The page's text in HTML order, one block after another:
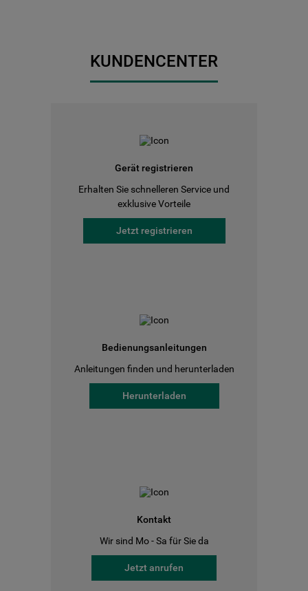
KUNDENCENTER
Gerät registrieren
Erhalten Sie schnelleren Service und
exklusive Vorteile
Jetzt registrieren
Bedienungsanleitungen
Anleitungen finden und herunterladen
Herunterladen
Kontakt
Wir sind Mo - Sa für Sie da
Jetzt anrufen